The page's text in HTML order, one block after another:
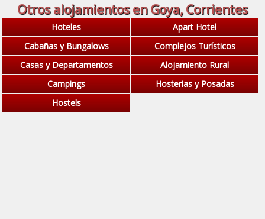
Otros alojamientos en Goya, Corrientes
Hoteles
Apart Hotel
Cabañas y Bungalows
Complejos Turísticos
Casas y Departamentos
Alojamiento Rural
Campings
Hosterias y Posadas
Hostels